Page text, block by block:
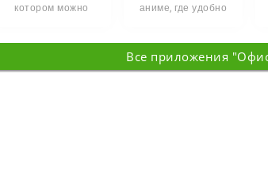
котором можно
аниме, где удобно
новинками и
Все приложения